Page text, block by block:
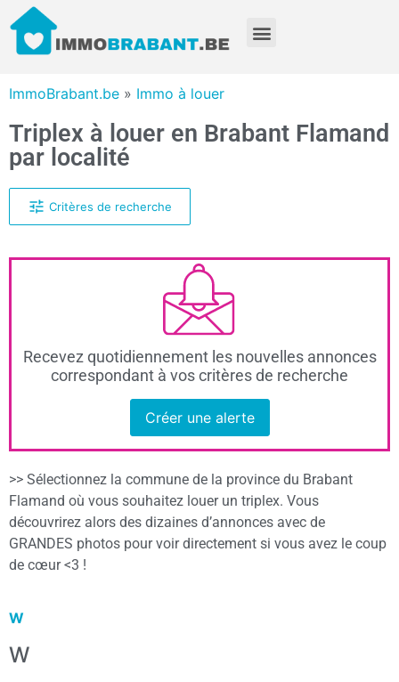
ImmoBrabant.be » Immo à louer
Triplex à louer en Brabant Flamand
par localité
Critères de recherche
Recevez quotidiennement les nouvelles annonces
correspondant à vos critères de recherche
Créer une alerte
>> Sélectionnez la commune de la province du Brabant
Flamand où vous souhaitez louer un triplex. Vous
découvrirez alors des dizaines d’annonces avec de
GRANDES photos pour voir directement si vous avez le coup
de cœur <3 !
W
W